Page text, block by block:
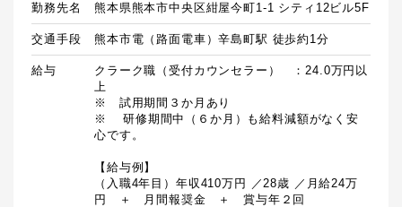
勤務先名 熊本県熊本市中央区紺屋今町1-1 シティ12ビル5F
交通手段 熊本市電（路面電車）辛島町駅 徒歩約1分
給与
クラーク職（受付カウンセラー）　：24.0万円以
上
※　試用期間３か月あり
※	研修期間中（６か月）も給料減額がなく安
心です。
【給与例】
（入職4年目）年収410万円 ／28歳 ／月給24万
円　＋　月間報奨金　＋　賞与年２回